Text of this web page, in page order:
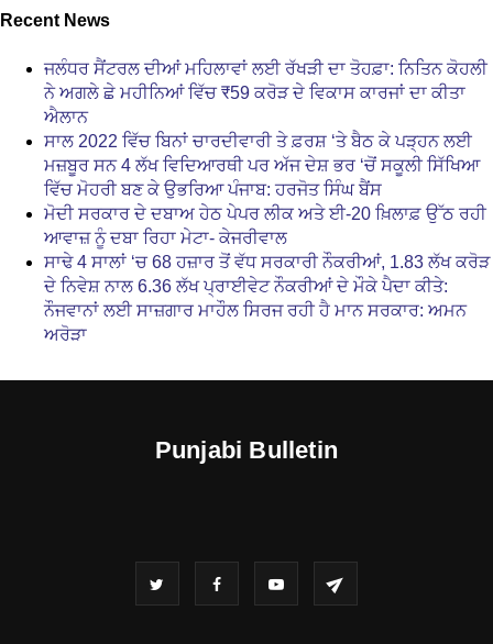
Recent News
ਜਲੰਧਰ ਸੈਂਟਰਲ ਦੀਆਂ ਮਹਿਲਾਵਾਂ ਲਈ ਰੱਖੜੀ ਦਾ ਤੋਹਫ਼ਾ: ਨਿਤਿਨ ਕੋਹਲੀ
ਨੇ ਅਗਲੇ ਛੇ ਮਹੀਨਿਆਂ ਵਿੱਚ ₹59 ਕਰੋੜ ਦੇ ਵਿਕਾਸ ਕਾਰਜਾਂ ਦਾ ਕੀਤਾ
ਐਲਾਨ
ਸਾਲ 2022 ਵਿੱਚ ਬਿਨਾਂ ਚਾਰਦੀਵਾਰੀ ਤੇ ਫ਼ਰਸ਼ ‘ਤੇ ਬੈਠ ਕੇ ਪੜ੍ਹਨ ਲਈ
ਮਜ਼ਬੂਰ ਸਨ 4 ਲੱਖ ਵਿਦਿਆਰਥੀ ਪਰ ਅੱਜ ਦੇਸ਼ ਭਰ ‘ਚੋਂ ਸਕੂਲੀ ਸਿੱਖਿਆ
ਵਿੱਚ ਮੋਹਰੀ ਬਣ ਕੇ ਉਭਰਿਆ ਪੰਜਾਬ: ਹਰਜੋਤ ਸਿੰਘ ਬੈਂਸ
ਮੋਦੀ ਸਰਕਾਰ ਦੇ ਦਬਾਅ ਹੇਠ ਪੇਪਰ ਲੀਕ ਅਤੇ ਈ-20 ਖ਼ਿਲਾਫ਼ ਉੱਠ ਰਹੀ
ਆਵਾਜ਼ ਨੂੰ ਦਬਾ ਰਿਹਾ ਮੇਟਾ- ਕੇਜਰੀਵਾਲ
ਸਾਢੇ 4 ਸਾਲਾਂ ‘ਚ 68 ਹਜ਼ਾਰ ਤੋਂ ਵੱਧ ਸਰਕਾਰੀ ਨੌਕਰੀਆਂ, 1.83 ਲੱਖ ਕਰੋੜ
ਦੇ ਨਿਵੇਸ਼ ਨਾਲ 6.36 ਲੱਖ ਪ੍ਰਾਈਵੇਟ ਨੌਕਰੀਆਂ ਦੇ ਮੌਕੇ ਪੈਦਾ ਕੀਤੇ:
ਨੌਜਵਾਨਾਂ ਲਈ ਸਾਜ਼ਗਾਰ ਮਾਹੌਲ ਸਿਰਜ ਰਹੀ ਹੈ ਮਾਨ ਸਰਕਾਰ: ਅਮਨ
ਅਰੋੜਾ
Punjabi Bulletin